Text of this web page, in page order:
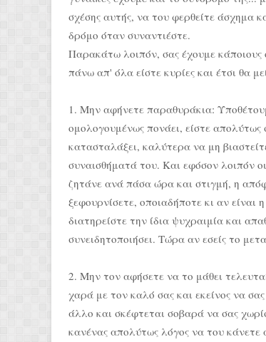
σχέσης αυτής, να του φερθείτε άσχημα
δρόμο όταν συναντιέστε.
Παρακάτω λοιπόν, σας έχουμε κάποιους
πάνω απ' όλα είστε κυρίες και έτσι θα
1. Μην αφήνετε παραθυράκια:
ομολογουμένως πονάει, είστε απολύτως
κατασταλάξει, καλύτερα να μη
συναισθήματά του. Και εφόσον λοιπόν
ζητάνε ανά πάσα ώρα και στιγμή, η
ξεφουρνίσετε, οποιαδήποτε κι αν είναι
διατηρείστε την ίδια ψυχραιμία και
συνειδητοποιήσει. Τώρα αν εσείς το
2. Μην τον αφήσετε να το μάθει
χαρά με τον καλό σας και εκείνος να
άλλο και σκέφτεται σοβαρά να σας
κανένας απολύτως λόγος να του κάνετε